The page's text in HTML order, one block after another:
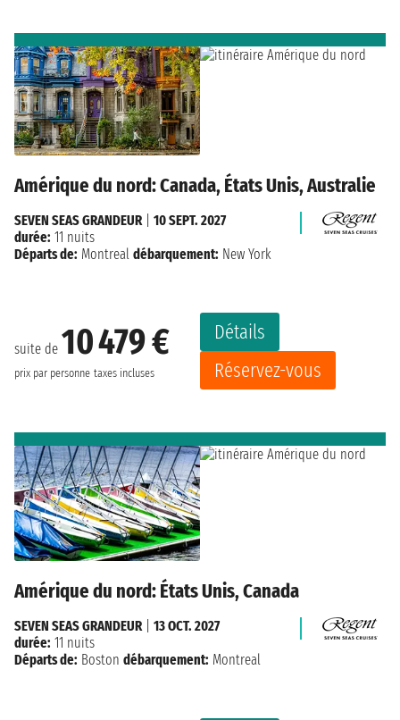
Amérique du nord: Canada, États Unis, Australie
suite de 10 479 €
prix par personne taxes incluses
Détails
Réservez-vous
SEVEN SEAS GRANDEUR
10 SEPT. 2027
durée: 11 nuits
Départs de: Montreal débarquement: New York
Amérique du nord: États Unis, Canada
SEVEN SEAS GRANDEUR| 13 OCT. 2027
durée: 11 nuits
Départs de: Boston débarquement: Montreal